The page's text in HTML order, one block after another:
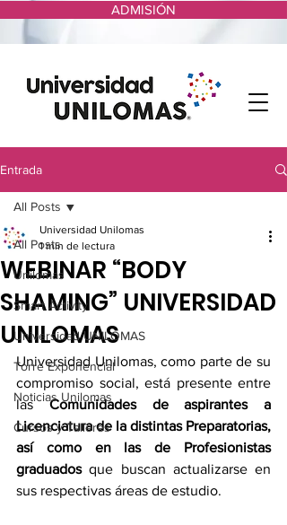
ADMISIÓN
Entrada
All Posts
Unilomas
Smart Activity
Universidad UNILOMAS
Torre Exponencial
Noticias Unilomas
Cursos y Talleres
All Posts
WEBINAR “BODY
SHAMING” UNIVERSIDAD
UNILOMAS
Universidad Unilomas
1 min de lectura
Universidad Unilomas, como parte de su
compromiso social, está presente entre
las Comunidades de aspirantes a
Licenciatura de la distintas Preparatorias,
así como en las de Profesionistas
graduados que buscan actualizarse en
sus respectivas áreas de estudio.